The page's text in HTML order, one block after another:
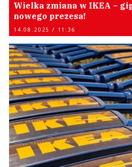
Wielka zmiana w IKEA –
nowego prezesa!
14.08.2025 / 11:36